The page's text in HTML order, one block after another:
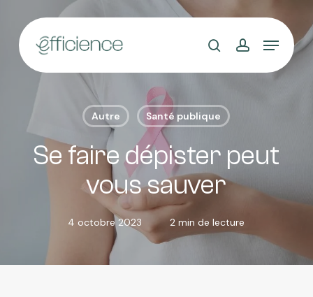
main
content
Autre Santé publique
Se faire dépister peut
vous sauver
4 octobre 2023 2 min de lecture